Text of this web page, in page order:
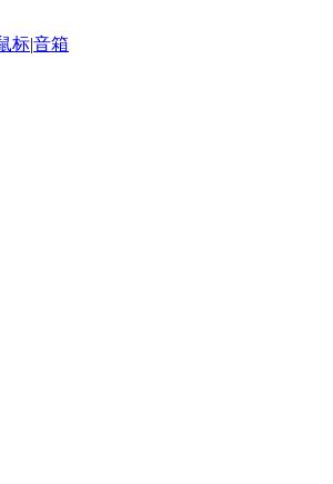
标|音箱